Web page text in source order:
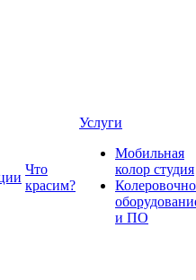
Что
красим?
Услуги
Мобильная
колор студия
и ПО